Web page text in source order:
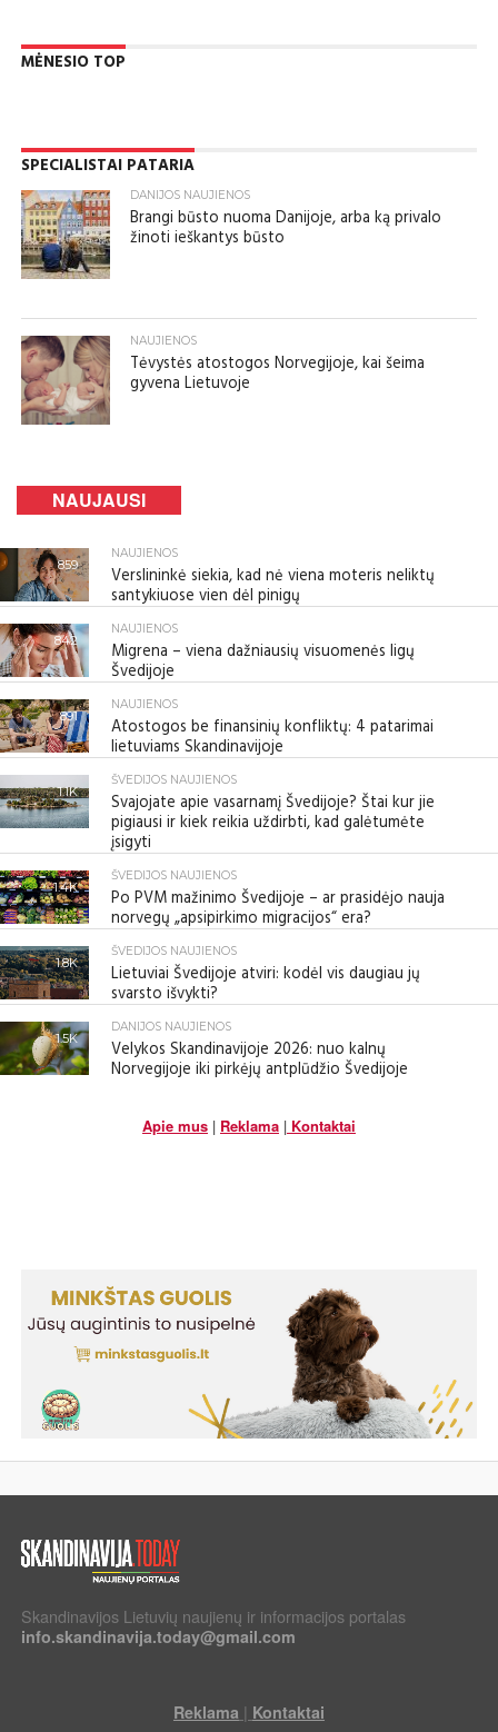
MĖNESIO TOP
SPECIALISTAI PATARIA
DANIJOS NAUJIENOS
Brangi būsto nuoma Danijoje, arba ką privalo
žinoti ieškantys būsto
NAUJIENOS
Tėvystės atostogos Norvegijoje, kai šeima
gyvena Lietuvoje
NAUJAUSI
859
NAUJIENOS
Verslininkė siekia, kad nė viena moteris neliktų
santykiuose vien dėl pinigų
842
NAUJIENOS
Migrena – viena dažniausių visuomenės ligų
Švedijoje
891
NAUJIENOS
Atostogos be finansinių konfliktų: 4 patarimai
lietuviams Skandinavijoje
1.1K
ŠVEDIJOS NAUJIENOS
Svajojate apie vasarnamį Švedijoje? Štai kur jie
pigiausi ir kiek reikia uždirbti, kad galėtumėte
įsigyti
1.4K
ŠVEDIJOS NAUJIENOS
Po PVM mažinimo Švedijoje – ar prasidėjo nauja
norvegų „apsipirkimo migracijos“ era?
1.8K
ŠVEDIJOS NAUJIENOS
Lietuviai Švedijoje atviri: kodėl vis daugiau jų
svarsto išvykti?
1.5K
DANIJOS NAUJIENOS
Velykos Skandinavijoje 2026: nuo kalnų
Norvegijoje iki pirkėjų antplūdžio Švedijoje
Apie mus| Reklama| Kontaktai
Skandinavijos Lietuvių naujienų ir informacijos portalas
info.skandinavija.today@gmail.com
Reklama| Kontaktai